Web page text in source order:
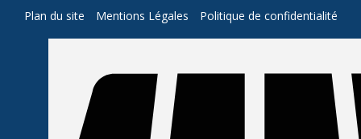
Plan du site Mentions Légales Politique de confidentialité